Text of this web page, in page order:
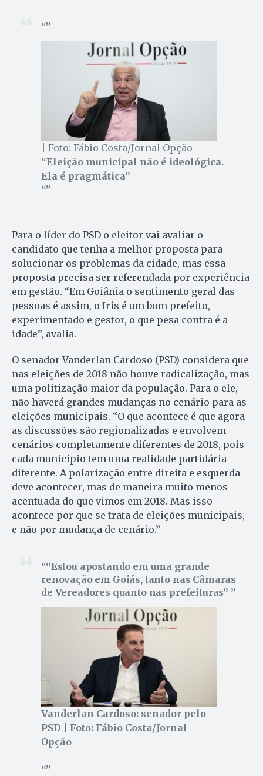
| Foto: Fábio Costa/Jornal Opção
“Eleição municipal não é ideológica.
Ela é pragmática”
Para o líder do PSD o eleitor vai avaliar o
candidato que tenha a melhor proposta para
solucionar os problemas da cidade, mas essa
proposta precisa ser referendada por experiência
em gestão. “Em Goiânia o sentimento geral das
pessoas é assim, o Iris é um bom prefeito,
experimentado e gestor, o que pesa contra é a
idade”, avalia.
O senador Vanderlan Cardoso (PSD) considera que
nas eleições de 2018 não houve radicalização, mas
uma politização maior da população. Para o ele,
não haverá grandes mudanças no cenário para as
eleições municipais. “O que acontece é que agora
as discussões são regionalizadas e envolvem
cenários completamente diferentes de 2018, pois
cada município tem uma realidade partidária
diferente. A polarização entre direita e esquerda
deve acontecer, mas de maneira muito menos
acentuada do que vimos em 2018. Mas isso
acontece por que se trata de eleições municipais,
e não por mudança de cenário.”
“Estou apostando em uma grande
renovação em Goiás, tanto nas Câmaras
de Vereadores quanto nas prefeituras”
Vanderlan Cardoso: senador pelo
PSD | Foto: Fábio Costa/Jornal
Opção